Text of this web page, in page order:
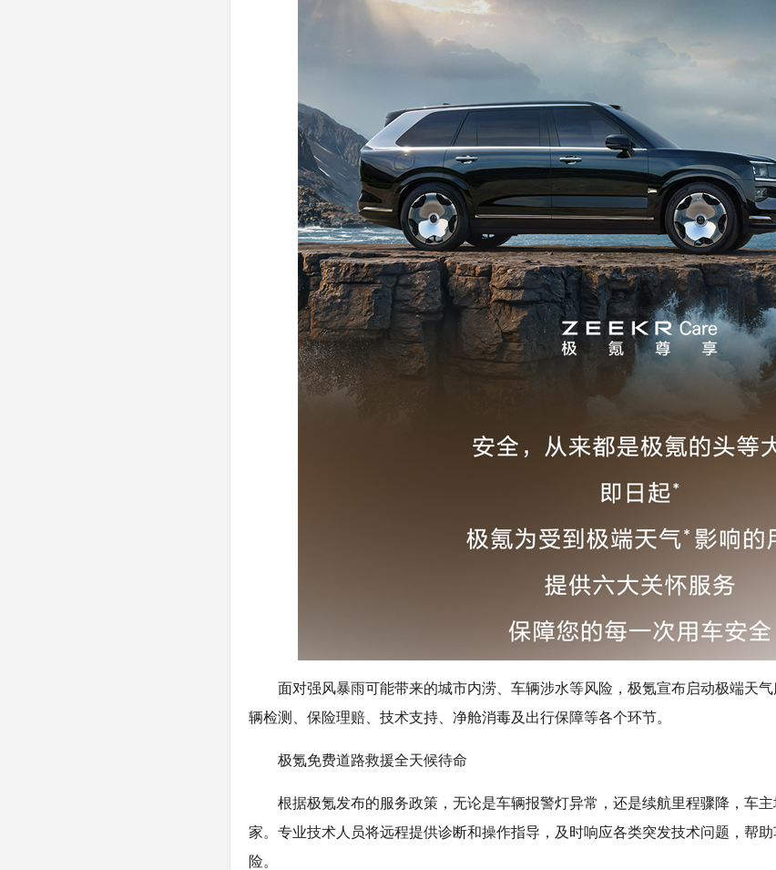
面对强风暴雨可能带来的城市内涝、车辆涉水等风险，极氪宣布启动极端天
辆检测、保险理赔、技术支持、净舱消毒及出行保障等各个环节。
极氪免费道路救援全天候待命
根据极氪发布的服务政策，无论是车辆报警灯异常，还是续航里程骤降，车
家。专业技术人员将远程提供诊断和操作指导，及时响应各类突发技术问题，帮
险。